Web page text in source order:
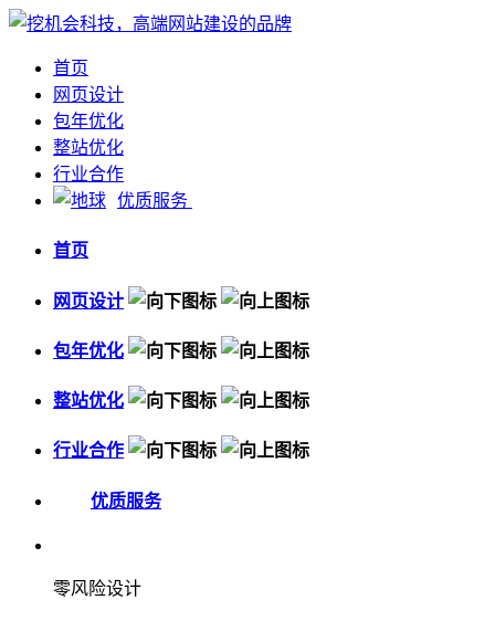
首页
网页设计
包年优化
整站优化
行业合作
优质服务
首页
网页设计
包年优化
整站优化
行业合作
优质服务
零风险设计